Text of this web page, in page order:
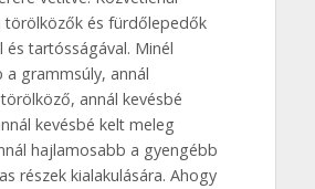
törölközők és fürdőlepedők
és tartósságával. Minél
a grammsúly, annál
annál kevésbé
kevésbé kelt meleg
hajlamosabb a gyengébb
részek kialakulására. Ahogy